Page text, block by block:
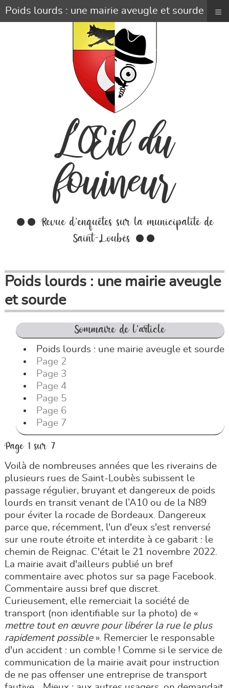
L'Œil du
fouineur
●● Revue d'enquêtes sur la municipalité de
Saint-Loubès ●●
Poids lourds : une mairie aveugle
et sourde
Sommaire de l'article
Poids lourds : une mairie aveugle et sourde
Page 2
Page 3
Page 4
Page 5
Page 6
Page 7
Page 1 sur 7
Voilà de nombreuses années que les riverains de
plusieurs rues de Saint-Loubès subissent le
passage régulier, bruyant et dangereux de poids
lourds en transit venant de l’A10 ou de la N89
pour éviter la rocade de Bordeaux. Dangereux
parce que, récemment, l'un d'eux s'est renversé
sur une route étroite et interdite à ce gabarit : le
chemin de Reignac. C'était le 21 novembre 2022.
La mairie avait d'ailleurs publié un bref
commentaire avec photos sur sa page Facebook.
Commentaire aussi bref que discret.
Curieusement, elle remerciait la société de
transport (non identifiable sur la photo) de «
mettre tout en œuvre pour libérer la rue le plus
rapidement possible». Remercier le responsable
d'un accident : un comble ! Comme si le service de
communication de la mairie avait pour instruction
de ne pas offenser une entreprise de transport
Poids lourds : une mairie aveugle et sourde ≡